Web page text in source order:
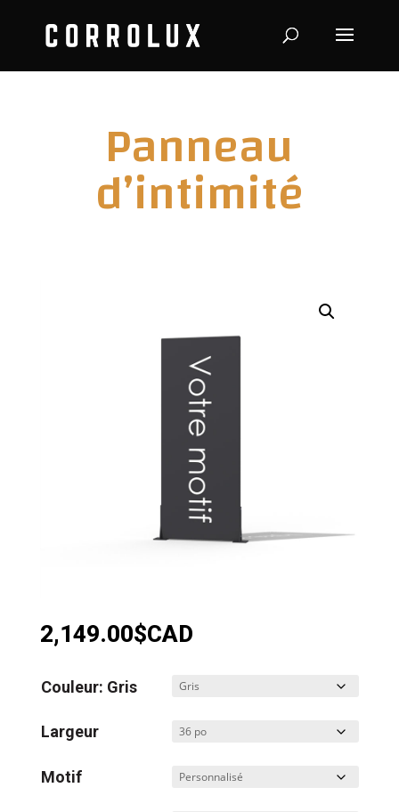
Panneau
d’intimité
2,149.00$CAD
Couleur: Gris
Largeur
Motif